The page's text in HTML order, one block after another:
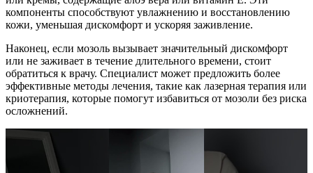
компоненты способствуют увлажнению и восстановлению
кожи, уменьшая дискомфорт и ускоряя заживление.
Наконец, если мозоль вызывает значительный дискомфорт
или не заживает в течение длительного времени, стоит
обратиться к врачу. Специалист может предложить более
эффективные методы лечения, такие как лазерная терапия или
криотерапия, которые помогут избавиться от мозоли без риска
осложнений.